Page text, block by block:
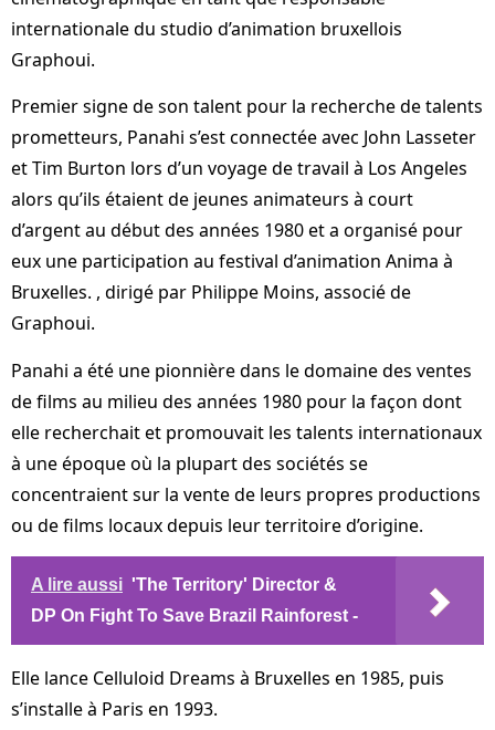
internationale du studio d’animation bruxellois
Graphoui.
Premier signe de son talent pour la recherche de talents
prometteurs, Panahi s’est connectée avec John Lasseter
et Tim Burton lors d’un voyage de travail à Los Angeles
alors qu’ils étaient de jeunes animateurs à court
d’argent au début des années 1980 et a organisé pour
eux une participation au festival d’animation Anima à
Bruxelles. , dirigé par Philippe Moins, associé de
Graphoui.
Panahi a été une pionnière dans le domaine des ventes
de films au milieu des années 1980 pour la façon dont
elle recherchait et promouvait les talents internationaux
à une époque où la plupart des sociétés se
concentraient sur la vente de leurs propres productions
ou de films locaux depuis leur territoire d’origine.
A lire aussi 'The Territory' Director &
DP On Fight To Save Brazil Rainforest -
Elle lance Celluloid Dreams à Bruxelles en 1985, puis
s’installe à Paris en 1993.